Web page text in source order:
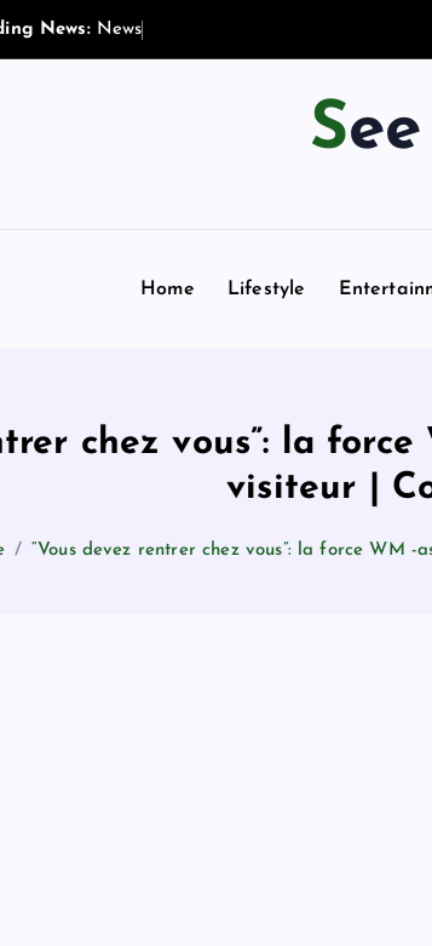
News: News
Home Lifestyle
chez vous”: la
visiteur |
“Vous devez rentrer chez vous”: la force WM